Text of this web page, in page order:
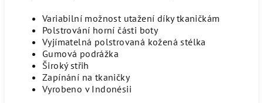
Variabilní možnost utažení díky tkaničkám
Polstrování horní části boty
Vyjímatelná polstrovaná kožená stélka
Gumová podrážka
Široký střih
Zapínání na tkaničky
Vyrobeno v Indonésii